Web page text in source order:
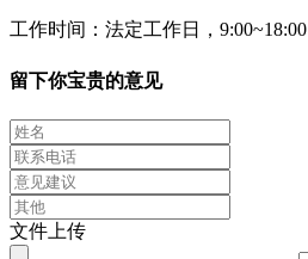
工作时间：法定工作日，9:00~18:00
留下你宝贵的意见
文件上传